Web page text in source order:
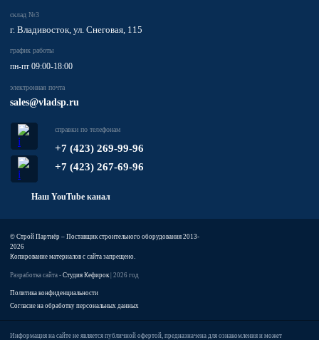
график работы
пн-пт 09:00-18:00
электронная почта
sales@vladsp.ru
склад №3
г. Владивосток, ул. Снеговая, 115
справки по телефонам
+7 (423) 269-99-96
+7 (423) 267-69-96
Наш YouTube канал
© Строй Партнёр – Поставщик строительного оборудования 2013-
2026
Копирование материалов с сайта запрещено.
Разработка сайта - Студия Кефирок | 2026 год
Политика конфиденциальности
Согласие на обработку персональных данных
Информация на сайте не является публичной офертой, предназначена для ознакомления и может